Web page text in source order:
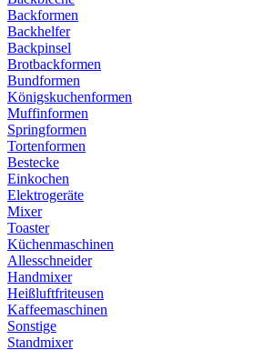
Backformen
Backhelfer
Backpinsel
Brotbackformen
Bundformen
Königskuchenformen
Muffinformen
Springformen
Tortenformen
Bestecke
Einkochen
Elektrogeräte
Mixer
Toaster
Küchenmaschinen
Allesschneider
Handmixer
Heißluftfriteusen
Kaffeemaschinen
Sonstige
Standmixer